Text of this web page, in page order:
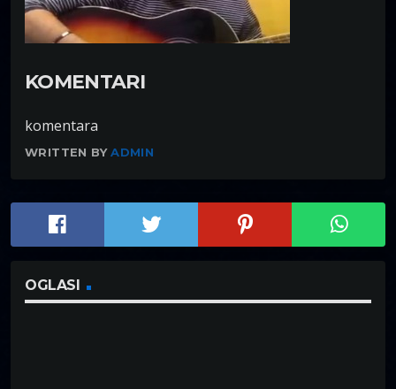
KOMENTARI
komentara
WRITTEN BYADMIN
OGLASI